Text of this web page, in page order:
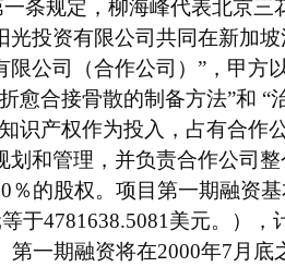
条规定，柳海峰代表北京三
光投资有限公司共同在新加
限公司（合作公司）”，甲方
愈合接骨散的制备方法”和 “
识产权作为投入，占有合作
划和管理，并负责合作公司
％的股权。项目第一期融资
于4781638.5081美元。），
第一期融资将在2000年7月底